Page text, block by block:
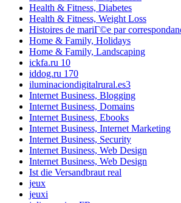
Health & Fitness, Diabetes
Health & Fitness, Weight Loss
Histoires de mariГ©e par
Home & Family, Holidays
Home & Family, Landscaping
ickfa.ru 10
iddog.ru 170
iluminaciondigitalrural.es3
Internet Business, Blogging
Internet Business, Domains
Internet Business, Ebooks
Internet Business, Internet Marketing
Internet Business, Security
Internet Business, Web Design
Internet Business, Web Design
Ist die Versandbraut real
jeux
jeuxi